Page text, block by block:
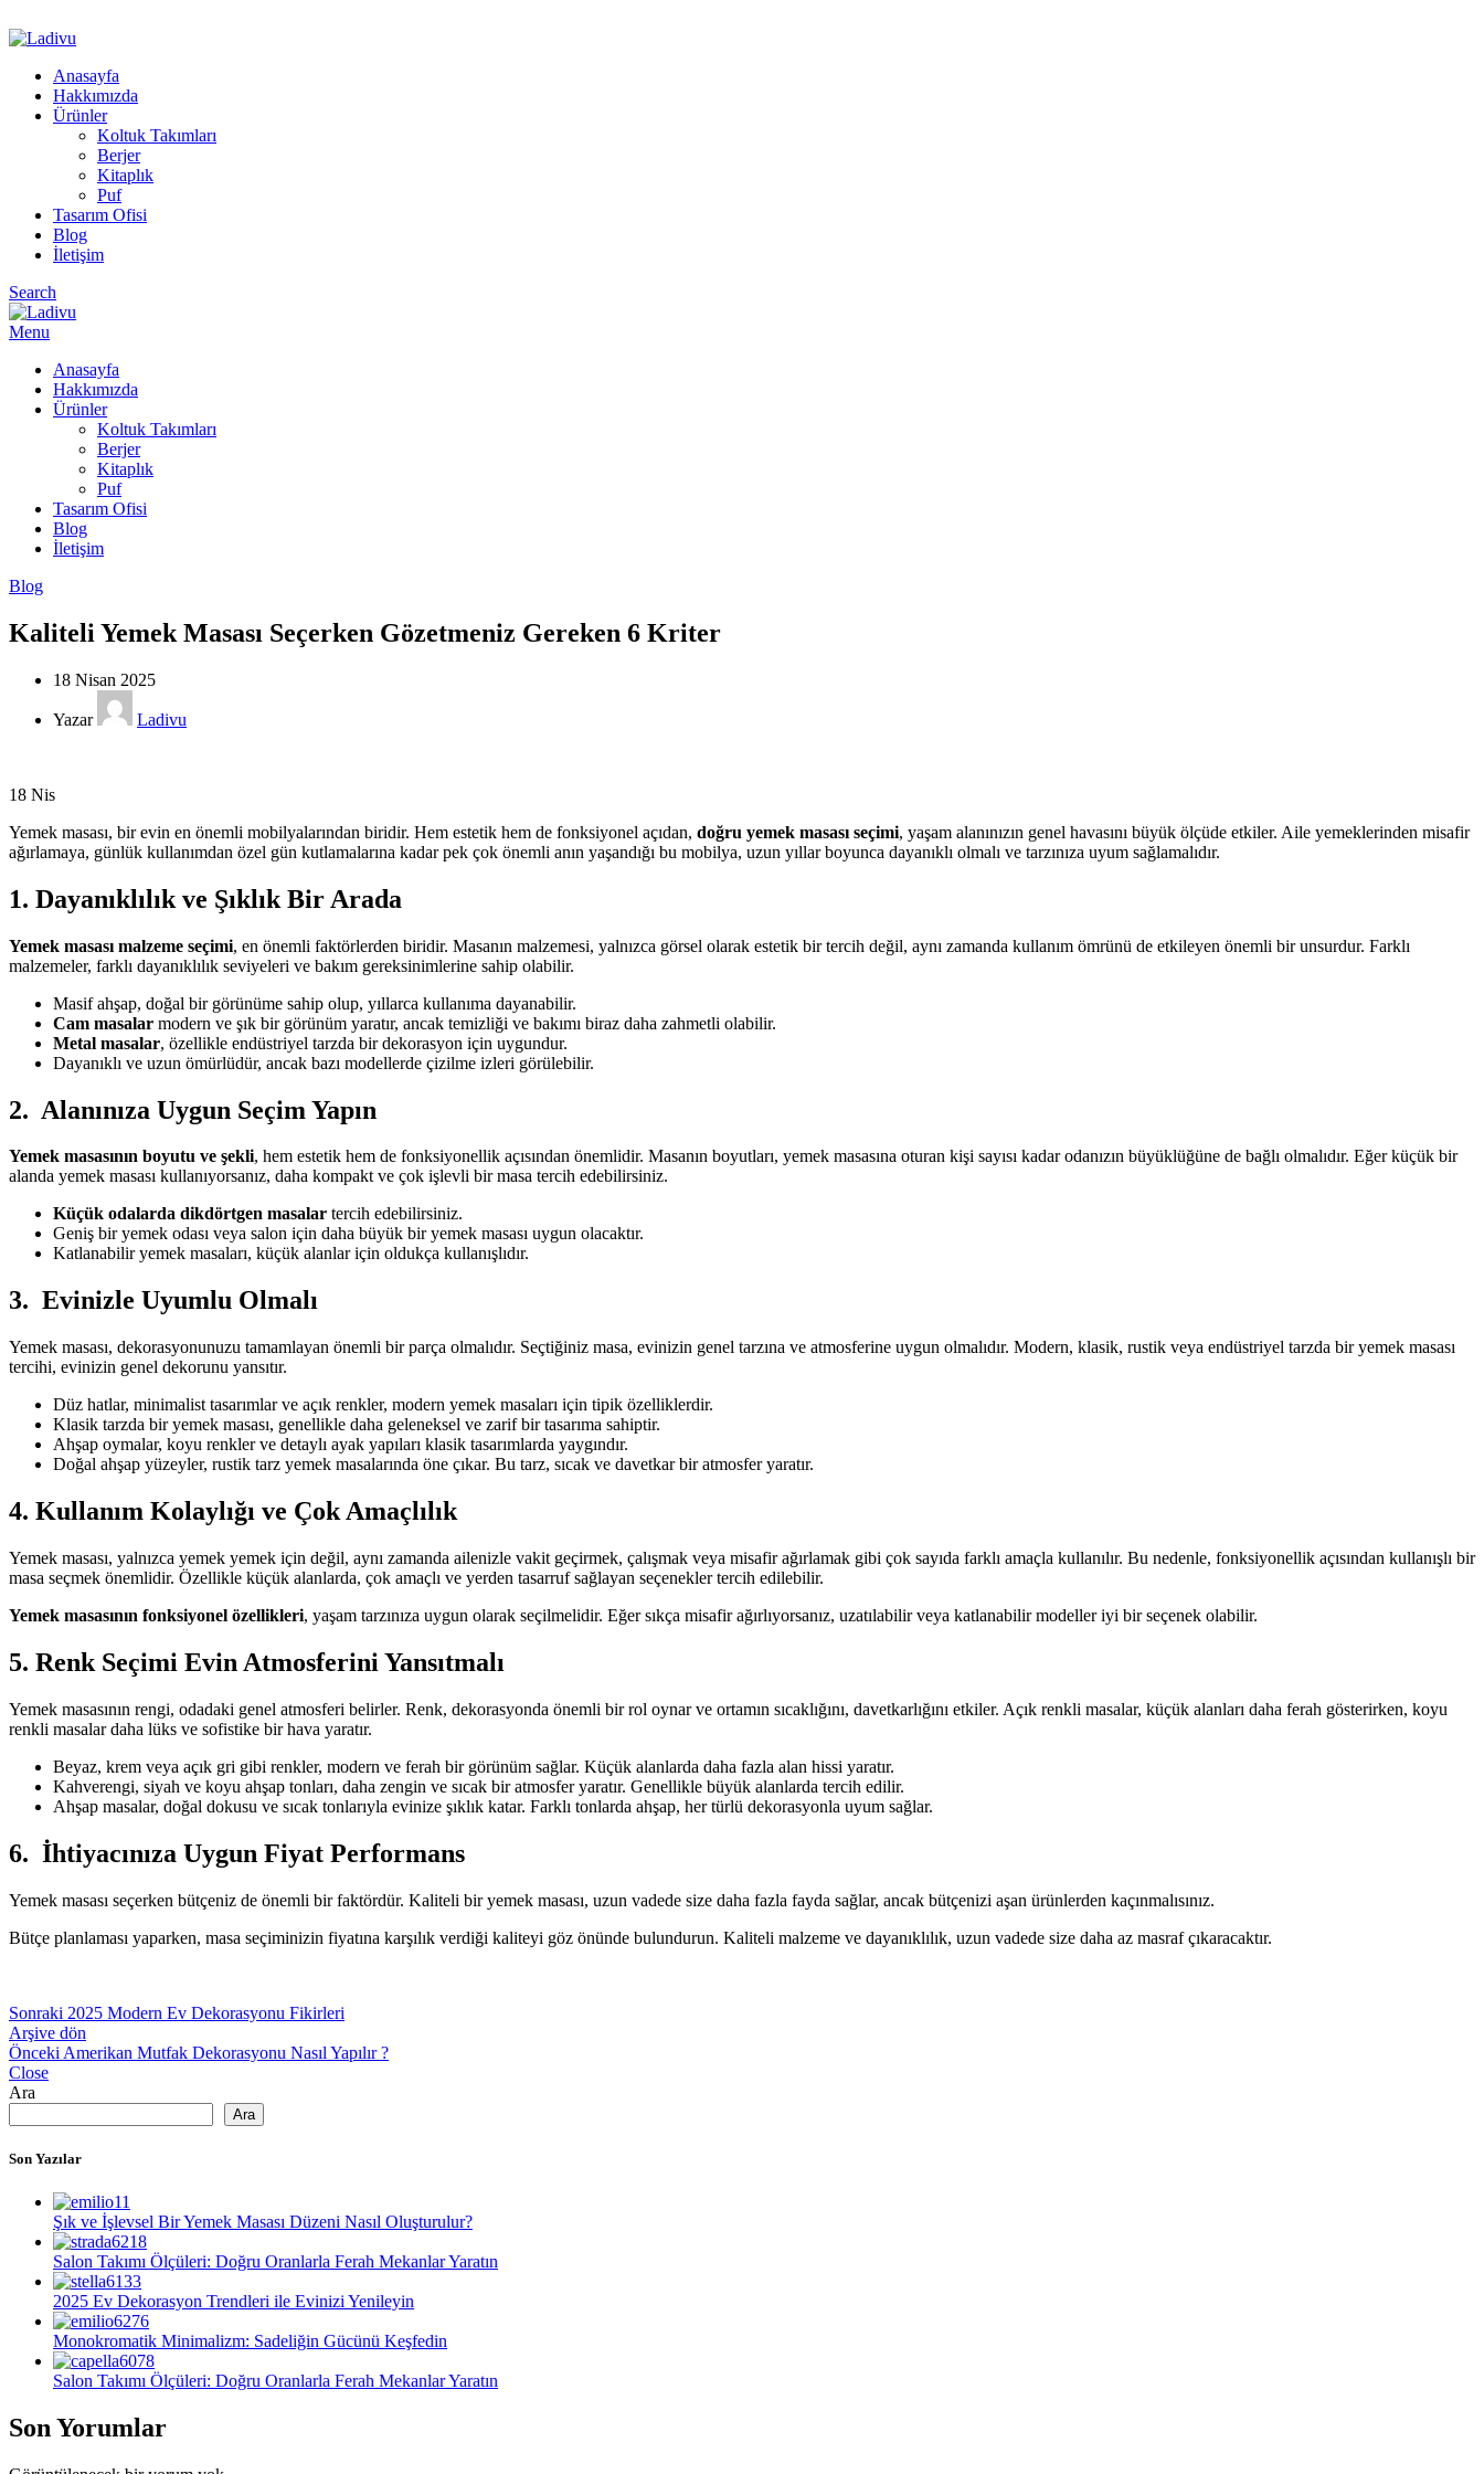
Anasayfa
Hakkımızda
Ürünler
Koltuk Takımları
Berjer
Kitaplık
Puf
Tasarım Ofisi
Blog
İletişim
Search
Menu
Anasayfa
Hakkımızda
Ürünler
Koltuk Takımları
Berjer
Kitaplık
Puf
Tasarım Ofisi
Blog
İletişim
Blog
Kaliteli Yemek Masası Seçerken Gözetmeniz Gereken 6 Kriter
18 Nisan 2025
Yazar Ladivu
18 Nis
Yemek masası, bir evin en önemli mobilyalarından biridir. Hem estetik hem de fonksiyonel açıdan, doğru yemek masası seçimi, yaşam alanınızın genel havasını büyük ölçüde etkiler. Aile yemeklerinden misafir
ağırlamaya, günlük kullanımdan özel gün kutlamalarına kadar pek çok önemli anın yaşandığı bu mobilya, uzun yıllar boyunca dayanıklı olmalı ve tarzınıza uyum sağlamalıdır.
1. Dayanıklılık ve Şıklık Bir Arada
Yemek masası malzeme seçimi, en önemli faktörlerden biridir. Masanın malzemesi, yalnızca görsel olarak estetik bir tercih değil, aynı zamanda kullanım ömrünü de etkileyen önemli bir unsurdur. Farklı
malzemeler, farklı dayanıklılık seviyeleri ve bakım gereksinimlerine sahip olabilir.
Masif ahşap, doğal bir görünüme sahip olup, yıllarca kullanıma dayanabilir.
Cam masalar modern ve şık bir görünüm yaratır, ancak temizliği ve bakımı biraz daha zahmetli olabilir.
Metal masalar, özellikle endüstriyel tarzda bir dekorasyon için uygundur.
Dayanıklı ve uzun ömürlüdür, ancak bazı modellerde çizilme izleri görülebilir.
2. Alanınıza Uygun Seçim Yapın
Yemek masasının boyutu ve şekli, hem estetik hem de fonksiyonellik açısından önemlidir. Masanın boyutları, yemek masasına oturan kişi sayısı kadar odanızın büyüklüğüne de bağlı olmalıdır. Eğer küçük bir
alanda yemek masası kullanıyorsanız, daha kompakt ve çok işlevli bir masa tercih edebilirsiniz.
Küçük odalarda dikdörtgen masalar tercih edebilirsiniz.
Geniş bir yemek odası veya salon için daha büyük bir yemek masası uygun olacaktır.
Katlanabilir yemek masaları, küçük alanlar için oldukça kullanışlıdır.
3. Evinizle Uyumlu Olmalı
Yemek masası, dekorasyonunuzu tamamlayan önemli bir parça olmalıdır. Seçtiğiniz masa, evinizin genel tarzına ve atmosferine uygun olmalıdır. Modern, klasik, rustik veya endüstriyel tarzda bir yemek masası
tercihi, evinizin genel dekorunu yansıtır.
Düz hatlar, minimalist tasarımlar ve açık renkler, modern yemek masaları için tipik özelliklerdir.
Klasik tarzda bir yemek masası, genellikle daha geleneksel ve zarif bir tasarıma sahiptir.
Ahşap oymalar, koyu renkler ve detaylı ayak yapıları klasik tasarımlarda yaygındır.
Doğal ahşap yüzeyler, rustik tarz yemek masalarında öne çıkar. Bu tarz, sıcak ve davetkar bir atmosfer yaratır.
4. Kullanım Kolaylığı ve Çok Amaçlılık
Yemek masası, yalnızca yemek yemek için değil, aynı zamanda ailenizle vakit geçirmek, çalışmak veya misafir ağırlamak gibi çok sayıda farklı amaçla kullanılır. Bu nedenle, fonksiyonellik açısından kullanışlı bir
masa seçmek önemlidir. Özellikle küçük alanlarda, çok amaçlı ve yerden tasarruf sağlayan seçenekler tercih edilebilir.
Yemek masasının fonksiyonel özellikleri, yaşam tarzınıza uygun olarak seçilmelidir. Eğer sıkça misafir ağırlıyorsanız, uzatılabilir veya katlanabilir modeller iyi bir seçenek olabilir.
5. Renk Seçimi Evin Atmosferini Yansıtmalı
Yemek masasının rengi, odadaki genel atmosferi belirler. Renk, dekorasyonda önemli bir rol oynar ve ortamın sıcaklığını, davetkarlığını etkiler. Açık renkli masalar, küçük alanları daha ferah gösterirken, koyu
renkli masalar daha lüks ve sofistike bir hava yaratır.
Beyaz, krem veya açık gri gibi renkler, modern ve ferah bir görünüm sağlar. Küçük alanlarda daha fazla alan hissi yaratır.
Kahverengi, siyah ve koyu ahşap tonları, daha zengin ve sıcak bir atmosfer yaratır. Genellikle büyük alanlarda tercih edilir.
Ahşap masalar, doğal dokusu ve sıcak tonlarıyla evinize şıklık katar. Farklı tonlarda ahşap, her türlü dekorasyonla uyum sağlar.
6. İhtiyacınıza Uygun Fiyat Performans
Yemek masası seçerken bütçeniz de önemli bir faktördür. Kaliteli bir yemek masası, uzun vadede size daha fazla fayda sağlar, ancak bütçenizi aşan ürünlerden kaçınmalısınız.
Bütçe planlaması yaparken, masa seçiminizin fiyatına karşılık verdiği kaliteyi göz önünde bulundurun. Kaliteli malzeme ve dayanıklılık, uzun vadede size daha az masraf çıkaracaktır.
Sonraki 2025 Modern Ev Dekorasyonu Fikirleri
Arşive dön
Önceki Amerikan Mutfak Dekorasyonu Nasıl Yapılır ?
Close
Ara
Ara
Son Yazılar
Şık ve İşlevsel Bir Yemek Masası Düzeni Nasıl Oluşturulur?
Salon Takımı Ölçüleri: Doğru Oranlarla Ferah Mekanlar Yaratın
2025 Ev Dekorasyon Trendleri ile Evinizi Yenileyin
Monokromatik Minimalizm: Sadeliğin Gücünü Keşfedin
Salon Takımı Ölçüleri: Doğru Oranlarla Ferah Mekanlar Yaratın
Son Yorumlar